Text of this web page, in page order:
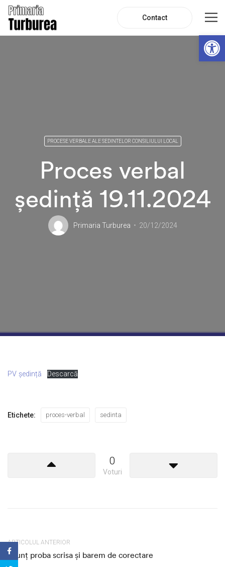
Contact
PROCESE VERBALE ALE SEDINTELOR CONSILIULUI LOCAL
Proces verbal
ședință 19.11.2024
Primaria Turburea 20/12/2024
PV ședință Descarcă
Etichete: proces-verbal sedinta
0
Voturi
ARTICOLUL ANTERIOR
anunț proba scrisa și barem de corectare